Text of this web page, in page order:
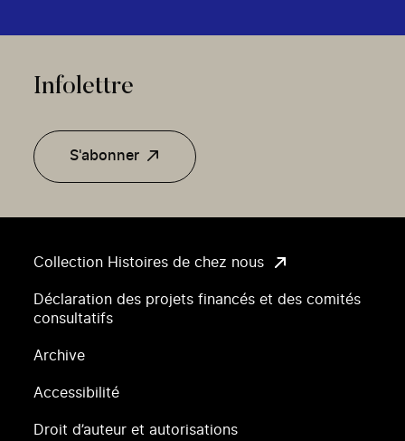
Collection Histoires de chez nous
Déclaration des projets financés et des comités
consultatifs
Archive
Accessibilité
Droit d’auteur et autorisations
Infolettre
S'abonner